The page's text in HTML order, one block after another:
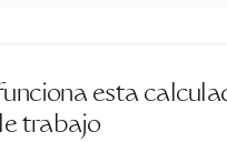
esta
trabajo